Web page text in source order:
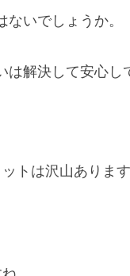
いでしょうか。
解決して安心し
トは沢山あります